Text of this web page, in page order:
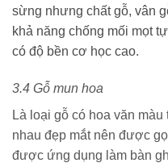
sừng nhưng chất gỗ, vân
khả năng chống mối mọt
có độ bền cơ học cao.
3.4 Gỗ mun hoa
Là loại gỗ có hoa văn
nhau đẹp mắt nên được
được ứng dụng làm bàn